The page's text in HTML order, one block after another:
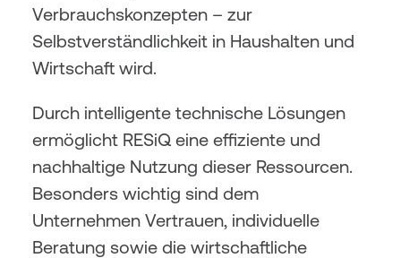
Verbrauchskonzepten – zur
Selbstverständlichkeit in Haushalten und
Wirtschaft wird.
Durch intelligente technische Lösungen
ermöglicht RESiQ eine effiziente und
nachhaltige Nutzung dieser Ressourcen.
Besonders wichtig sind dem
Unternehmen Vertrauen, individuelle
Beratung sowie die wirtschaftliche